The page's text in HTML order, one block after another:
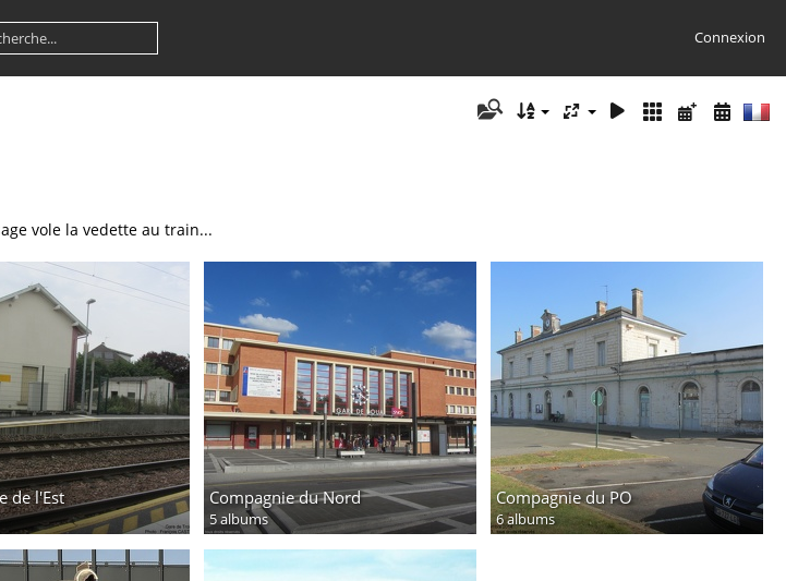
Connexion
vole la vedette au train...
de l'Est Compagnie du Nord
5 albums
Compagnie du PO
6 albums